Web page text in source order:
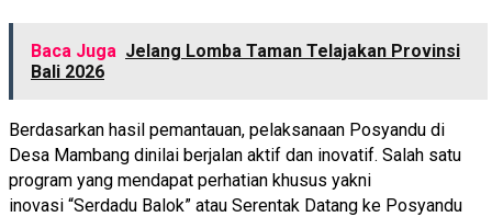
Baca Juga Jelang Lomba Taman Telajakan Provinsi
Bali 2026
Berdasarkan hasil pemantauan, pelaksanaan Posyandu di
Desa Mambang dinilai berjalan aktif dan inovatif. Salah satu
program yang mendapat perhatian khusus yakni
inovasi “Serdadu Balok” atau Serentak Datang ke Posyandu